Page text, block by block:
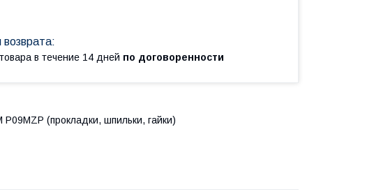
в течение 14 дней по договоренности
(прокладки, шпильки, гайки)